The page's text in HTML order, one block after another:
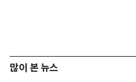
많이 본 뉴스